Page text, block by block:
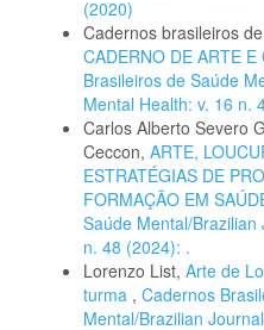
(2020)
Cadernos brasileiros
CADERNO DE ARTE E
Brasileiros de Saúde
Mental Health: v. 16 n.
Carlos Alberto Severo
Ceccon, ARTE,
ESTRATÉGIAS DE
FORMAÇÃO EM
Saúde Mental/
n. 48 (2024): .
Lorenzo List, Arte de
turma , Cadernos
Mental/Brazilian